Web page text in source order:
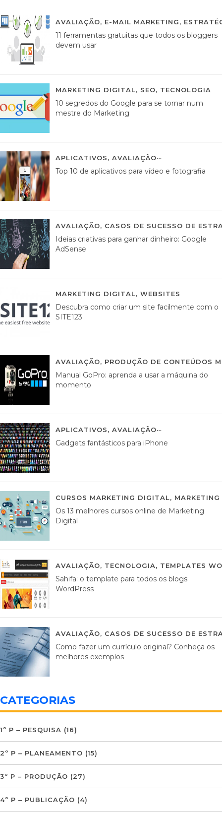
AVALIAÇÃO, E-MAIL MARKETING,
11 ferramentas gratuitas que todos os bloggers
devem usar
MARKETING DIGITAL, SEO, TECNOLOGIA
10 segredos do Google para se tornar num
mestre do Marketing
APLICATIVOS, AVALIAÇÃO
Top 10 de aplicativos para vídeo e fotografia
AVALIAÇÃO, CASOS DE SUCESSO DE
Ideias criativas para ganhar dinheiro: Google
AdSense
MARKETING DIGITAL, WEBSITES
Descubra como criar um site facilmente com o
SITE123
AVALIAÇÃO, PRODUÇÃO DE CONTEÚDOS
Manual GoPro: aprenda a usar a máquina do
momento
APLICATIVOS, AVALIAÇÃO
Gadgets fantásticos para iPhone
CURSOS MARKETING DIGITAL,
Os 13 melhores cursos online de Marketing
Digital
AVALIAÇÃO, TECNOLOGIA, TEMPLATES
Sahifa: o template para todos os blogs
WordPress
AVALIAÇÃO, CASOS DE SUCESSO DE
Como fazer um currículo original? Conheça os
melhores exemplos
CATEGORIAS
1º P – PESQUISA (16)
2º P – PLANEAMENTO (15)
3º P – PRODUÇÃO (27)
4º P – PUBLICAÇÃO (4)